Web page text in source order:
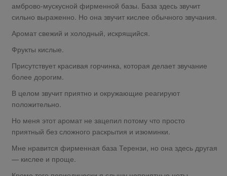
амброво-мускусной фирменной базы. База здесь звучит
сильно выраженно. Но она звучит кислее обычного звучания.
Аромат свежий и холодный, искрящийся.
Фрукты кислые.
Присутствует красивая горчинка, которая делает звучание
более дорогим.
В целом звучит приятно и окружающие реагируют
положительно.
Но меня этот аромат не зацепил потому что просто
приятный без сложного раскрытия и изюминки.
Мне нравится фирменная база Терензи, но она здесь другая
— кислее и проще.